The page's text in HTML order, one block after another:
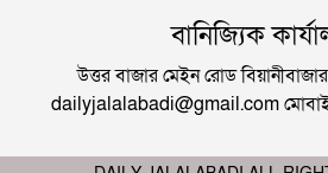
বানিজ্যিক
উত্তর বাজার মেইন রোড
dailyjalalabadi@gmail.com